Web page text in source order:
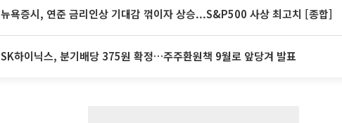
뉴욕증시, 연준 금리인상 기대감 꺾이자 상승...S&P500 사상 최고치 [종합]
SK하이닉스, 분기배당 375원 확정…주주환원책 9월로 앞당겨 발표